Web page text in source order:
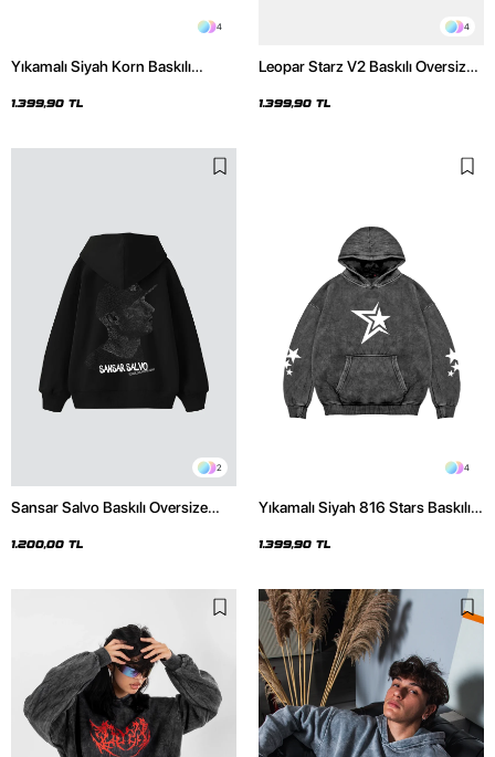
4
Yıkamalı Siyah Korn Baskılı
1.399,90 TL
4
Leopar Starz V2 Baskılı Oversize
Hoodie
1.399,90 TL
2
Sansar Salvo Baskılı Oversize
1.200,00 TL
4
Yıkamalı Siyah 816 Stars Baskılı
1.399,90 TL